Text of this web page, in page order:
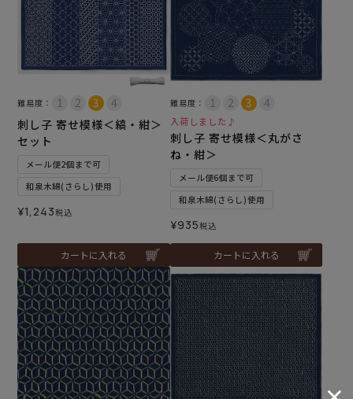
難易度：
刺し子 寄せ模様＜縞・紺＞
セット
メール便2個まで可
和泉木綿(さらし)使用
¥1,243税込
カートに入れる
難易度：
入荷しました♪
刺し子 寄せ模様＜丸がさ
ね・紺＞
メール便6個まで可
和泉木綿(さらし)使用
¥935税込
カートに入れる